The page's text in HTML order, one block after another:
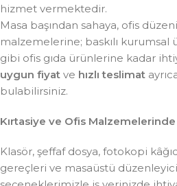
hizmet vermektedir.
Masa başından sahaya, ofis
malzemelerine; baskılı
gibi ofis gıda ürünlerine kadar
uygun fiyat ve hızlı teslimat
bulabilirsiniz.
Kırtasiye ve Ofis
Klasör, şeffaf dosya, fotokopi
gereçleri ve masaüstü